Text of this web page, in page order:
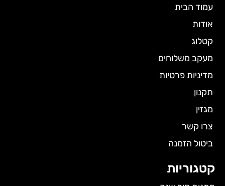
עמוד הבית
אודות
קטלוג
מעקב משלוחים
מדיניות פרטיות
תקנון
מגזין
צרו קשר
ביטול הזמנה
קטגוריות